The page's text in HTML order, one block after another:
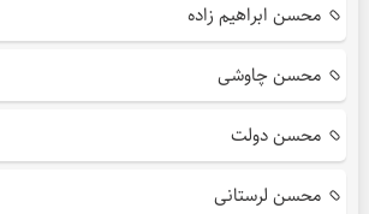
محسن ابراهیم زاده
محسن چاوشی
محسن دولت
محسن لرستانی